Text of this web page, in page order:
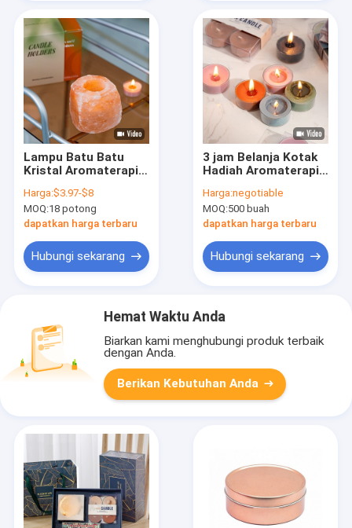
Lampu Batu Batu
Kristal Aromaterapi
Tealight Untuk
Pernikahan
Harga:$3.97-$8
MOQ:18 potong
dapatkan harga terbaru
Hubungi sekarang
3 jam Belanja Kotak
Hadiah Aromaterapi
Teh Lampu Lilin
Buatan Tangan 4 pcs
Harga:negotiable
MOQ:500 buah
dapatkan harga terbaru
Hubungi sekarang
Hemat Waktu Anda
Biarkan kami menghubungi produk terbaik
dengan Anda.
Berikan Kebutuhan Anda